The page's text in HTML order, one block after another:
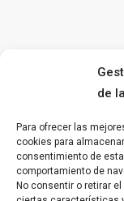
de
Para ofrecer las
cookies para
consentimiento de
comportamiento de
No consentir o retirar